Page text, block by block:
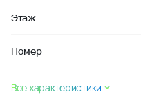
Этаж
Номер
Все характеристики